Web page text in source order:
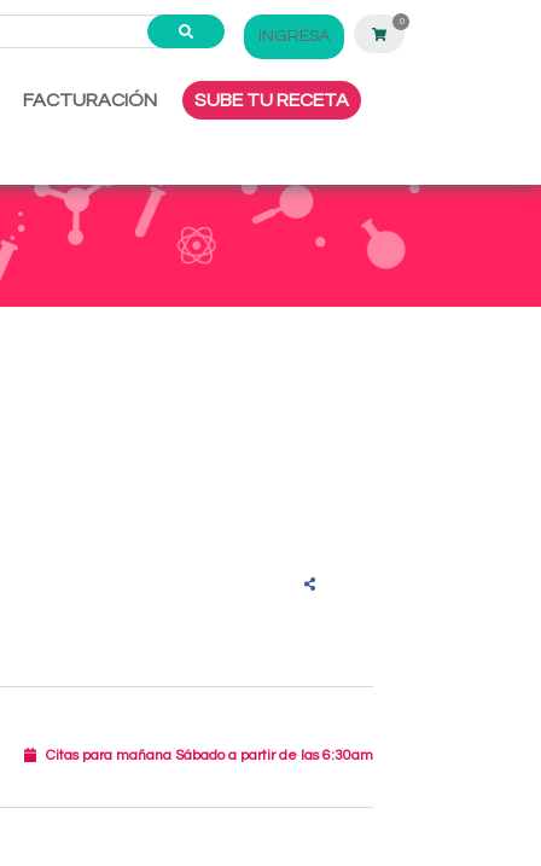
INGRESA
0
FACTURACIÓN SUBE TU RECETA
Citas para mañana Sábado a partir de las 6:30am